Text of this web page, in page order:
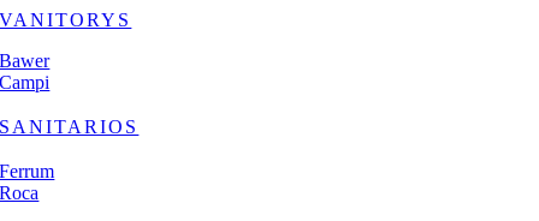
VANITORYS
Bawer
Campi
SANITARIOS
Ferrum
Roca